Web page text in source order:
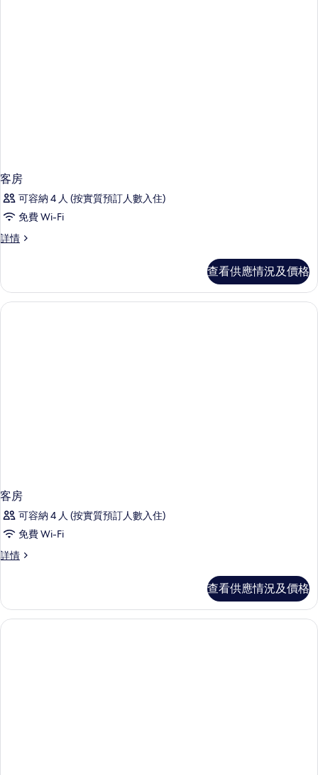
客房
可容納 4 人 (按實質預訂人數入住)
免費 Wi-Fi
詳情
客
查看供應情況及價格
客房
可容納 4 人 (按實質預訂人數入住)
免費 Wi-Fi
詳情
客
查看供應情況及價格